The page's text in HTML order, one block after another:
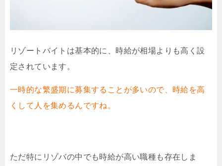
リゾートバイトは基本的に、時給が相場よりも高く設
定されています。
一時的な繁盛期に募集することが多いので、時給を高
くして人を集めるんですね。
ただ特にリゾバの中でも時給が高い職種も存在しま